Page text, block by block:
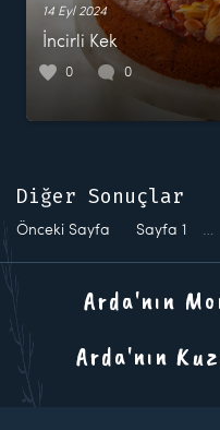
14 Eyl 2024
İncirli Kek
0 0
Diğer Sonuçlar
Önceki Sayfa Sayfa 1 …
Arda'nın
Arda'nın